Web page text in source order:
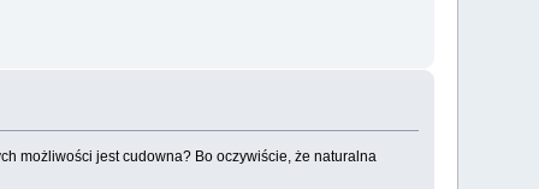
możliwości jest cudowna? Bo oczywiście, że naturalna